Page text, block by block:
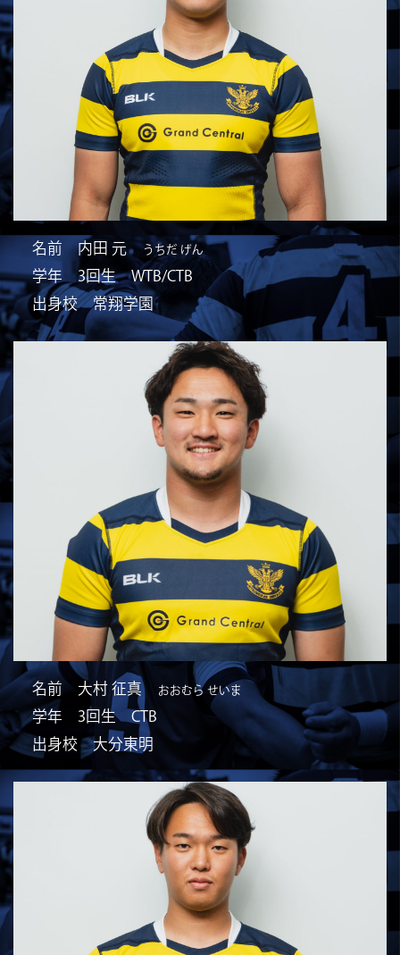
名前 内田 元 うちだ げん
学年 3回生 WTB/CTB
出身校 常翔学園
名前 大村 征真 おおむら せいま
学年 3回生 CTB
出身校 大分東明